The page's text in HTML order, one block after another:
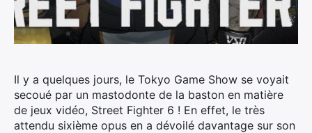
Il y a quelques jours, le Tokyo Game Show se voyait
secoué par un mastodonte de la baston en matière
de jeux vidéo, Street Fighter 6 ! En effet, le très
attendu sixième opus en a dévoilé davantage sur son